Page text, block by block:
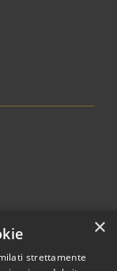
×
strettamente